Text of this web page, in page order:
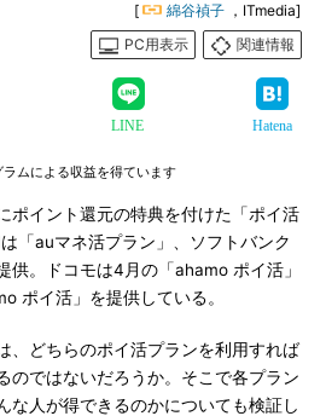
[ 綿谷禎子 ，ITmedia]
PC用表示
関連情報
LINE Hatena
ムによる収益を得ています
ポイント還元の特典を付けた「ポイ活
「auマネ活プラン」、ソフトバンク
供。ドコモは4月の「ahamo ポイ活」
ポイ活」を提供している。
、どちらのポイ活プランを利用すれば
のではないだろうか。そこで各プラン
な人が得できるのかについても検証し